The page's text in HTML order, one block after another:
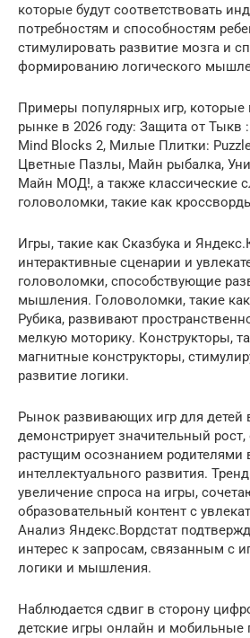
которые будут соответствовать
потребностям и способностям
стимулировать развитие мозга и
формированию логического
Примеры популярных игр,
рынке в 2026 году: Защита от Тыкв
Mind Blocks 2, Милые Плитки:
Цветные Пазлы, Майн рыбалка,
Майн МОД!, а также классические
головоломки, такие как
Игры, такие как Сказбука и
интерактивные сценарии и
головоломки, способствующие
мышления. Головоломки, такие
Рубика, развивают
мелкую моторику. Конструкторы,
магнитные конструкторы,
развитие логики.
Рынок развивающих игр для детей
демонстрирует значительный
растущим осознанием родителями
интеллектуального развития.
увеличение спроса на игры,
образовательный контент с
Анализ Яндекс.Вордстат
интерес к запросам, связанным с
логики и мышления.
Наблюдается сдвиг в сторону
детские игры онлайн и мобильные